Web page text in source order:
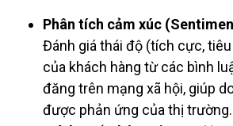
Phân tích cảm xúc
Đánh giá thái độ (tích cực,
của khách hàng từ các bình
đăng trên mạng xã hội, giúp
được phản ứng của thị trường.